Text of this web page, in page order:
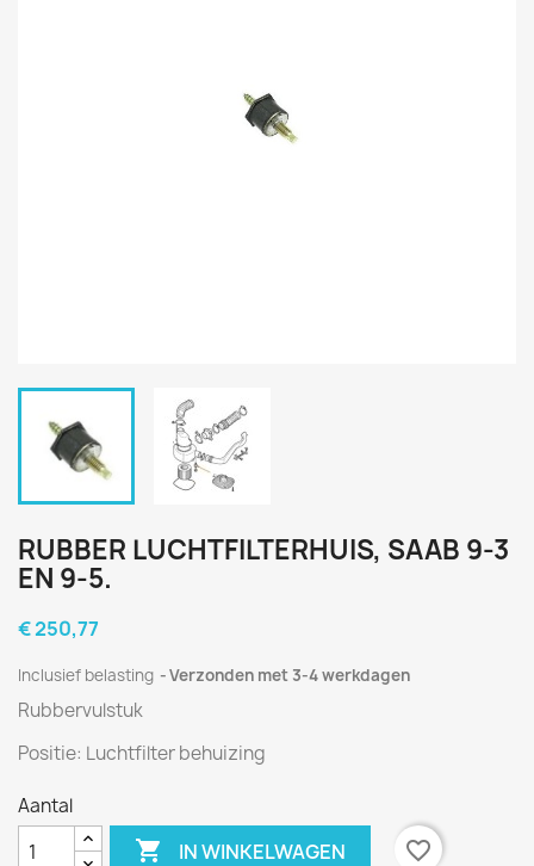
RUBBER LUCHTFILTERHUIS, SAAB 9-3
EN 9-5.
€ 250,77
Inclusief belasting Verzonden met 3-4 werkdagen
Rubbervulstuk
Positie: Luchtfilterbehuizing
Aantal
 IN WINKELWAGEN
favorite_border